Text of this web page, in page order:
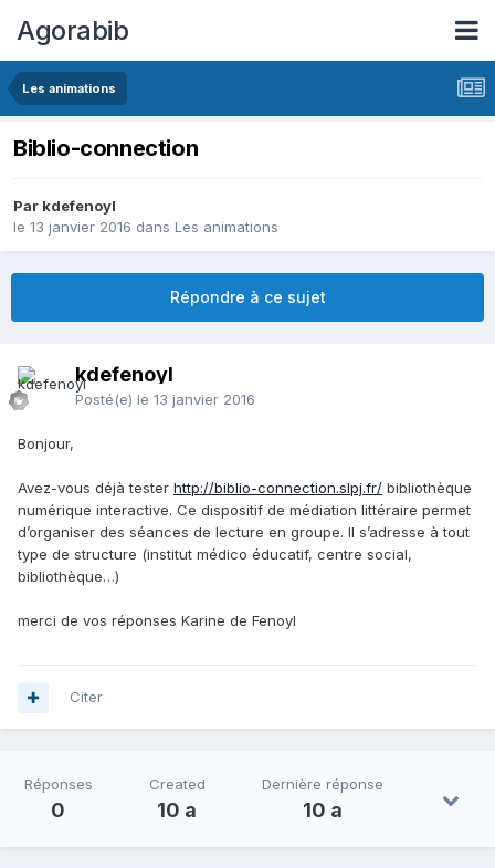
Agorabib
Les animations
Biblio-connection
Par kdefenoyl
le 13 janvier 2016 dans Les animations
Répondre à ce sujet
kdefenoyl
Posté(e) le 13 janvier 2016
Bonjour,
Avez-vous déjà tester http://biblio-connection.slpj.fr/ bibliothèque
numérique interactive. Ce dispositif de médiation littéraire permet
d’organiser des séances de lecture en groupe. Il s’adresse à tout
type de structure (institut médico éducatif, centre social,
bibliothèque…)
merci de vos réponses Karine de Fenoyl
Citer
Réponses
0
Created
10 a
Dernière réponse
10 a